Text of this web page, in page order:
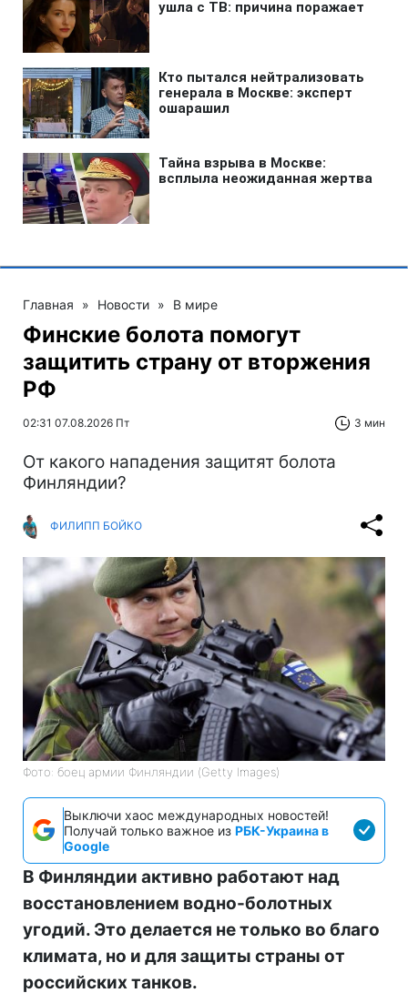
Главная » Новости » В мире
Финские болота помогут
защитить страну от вторжения
РФ
02:31 07.08.2026 Пт 3 мин
От какого нападения защитят болота
Финляндии?
ФИЛИПП БОЙКО
Фото: боец армии Финляндии (Getty Images)
Выключи хаос международных новостей!
Получай только важное из РБК-Украина в
Google
В Финляндии активно работают над
восстановлением водно-болотных
угодий. Это делается не только во благо
климата, но и для защиты страны от
российских танков.